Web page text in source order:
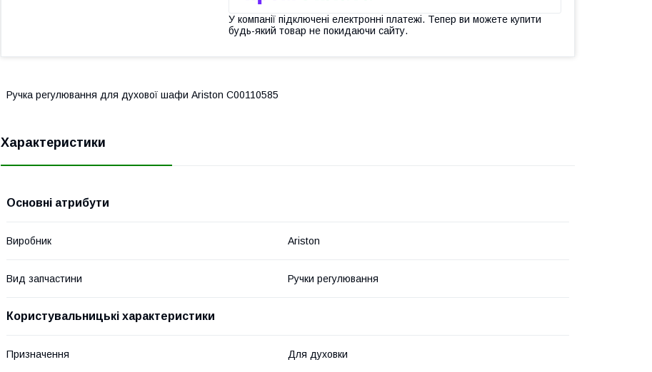
У компанії підключені електронні платежі. Тепер ви можете купити
будь-який товар не покидаючи сайту.
Ручка регулювання для духової шафи Ariston C00110585
Характеристики
Основні атрибути
Виробник Ariston
Вид запчастини Ручки регулювання
Користувальницькі характеристики
Призначення Для духовки